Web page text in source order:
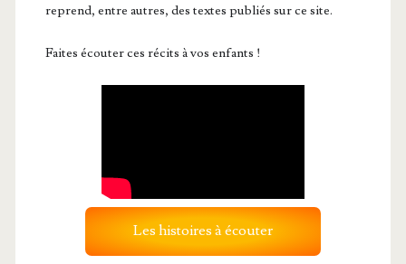
reprend, entre autres, des textes publiés sur ce site.
Faites écouter ces récits à vos enfants !
Les histoires à écouter